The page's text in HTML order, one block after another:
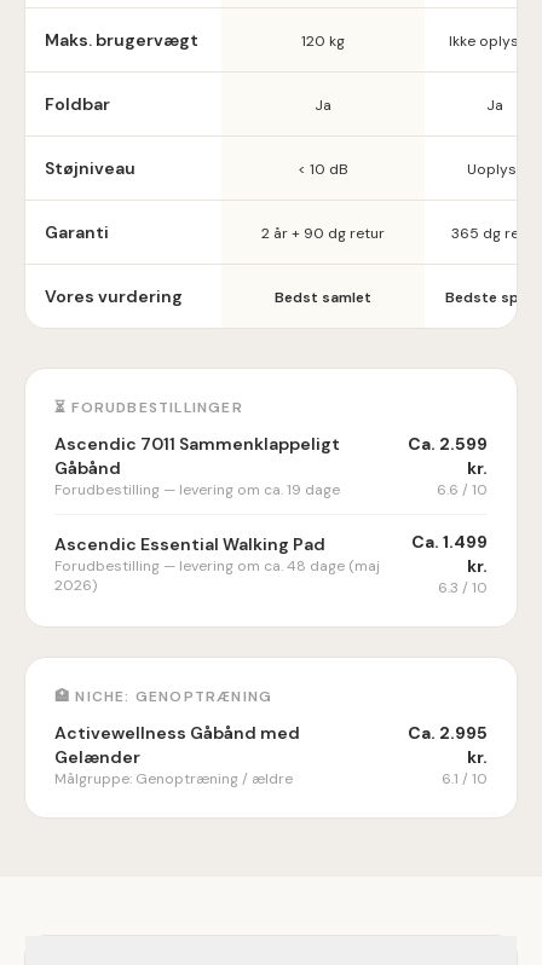
Maks. brugervægt 120 kg Ikke oplyst ⚠️
Foldbar Ja Ja
Støjniveau < 10 dB Uoplyst
Garanti 2 år + 90 dg retur 365 dg retur
Vores vurdering Bedst samlet Bedste
⏳ FORUDBESTILLINGER
Ascendic 7011 Sammenklappeligt
Gåbånd
Forudbestilling — levering om ca. 19 dage
Ca. 2.599
kr.
6.6 / 10
Ascendic Essential Walking Pad
Forudbestilling — levering om ca. 48 dage (maj
2026)
Ca. 1.499
kr.
6.3 / 10
🏥 NICHE: GENOPTRÆNING
Activewellness Gåbånd med
Gelænder
Målgruppe: Genoptræning / ældre
Ca. 2.995
kr.
6.1 / 10